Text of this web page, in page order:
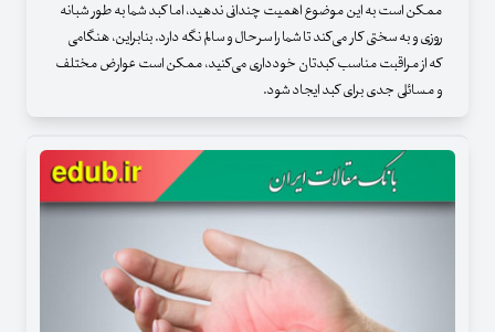
ممکن است به این موضوع اهمیت چندانی ندهید، اما کبد شما به طور شبانه
روزی و به سختی کار می‌کند تا شما را سرحال و سالم نگه دارد. بنابراین، هنگامی
که از مراقبت مناسب کبدتان خودداری می‌کنید، ممکن است عوارض مختلف
و مسائلی جدی برای کبد ایجاد شود.